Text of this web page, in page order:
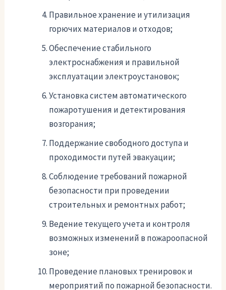
Правильное хранение и утилизация
горючих материалов и отходов;
Обеспечение стабильного
электроснабжения и правильной
эксплуатации электроустановок;
Установка систем автоматического
пожаротушения и детектирования
возгорания;
Поддержание свободного доступа и
проходимости путей эвакуации;
Соблюдение требований пожарной
безопасности при проведении
строительных и ремонтных работ;
Ведение текущего учета и контроля
возможных изменений в пожароопасной
зоне;
Проведение плановых тренировок и
мероприятий по пожарной безопасности.